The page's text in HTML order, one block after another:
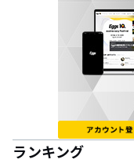
ランキング